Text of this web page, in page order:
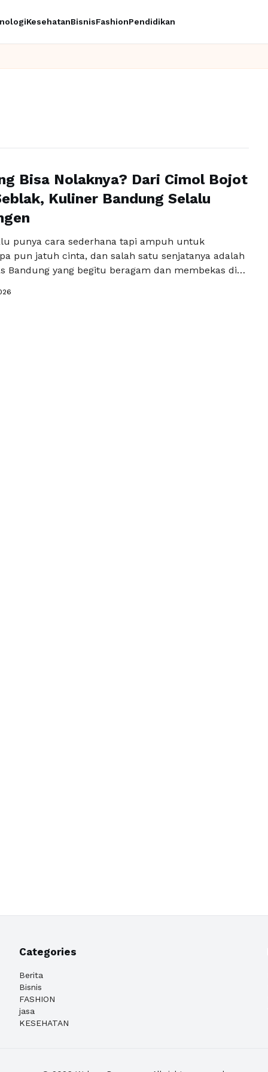
KesehatanBisnisFashionPendidikan
Bisa Nolaknya? Dari Cimol Bojot
Kuliner Bandung Selalu
punya cara sederhana tapi ampuh untuk
pun jatuh cinta, dan salah satu senjatanya adalah
Bandung yang begitu beragam dan membekas di
bojot yang kenyal dengan taburan bumbu pedas,
aroma kencur yang menyengat, hingga cirambay
Categories
Berita
Bisnis
FASHION
jasa
KESEHATAN